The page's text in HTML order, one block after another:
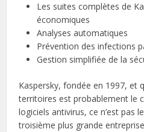
Les suites complètes de
économiques
Analyses automatiques
Prévention des infections
Gestion simplifiée de la
Kaspersky, fondée en 1997, et
territoires est probablement le
logiciels antivirus, ce n’est pas
troisième plus grande